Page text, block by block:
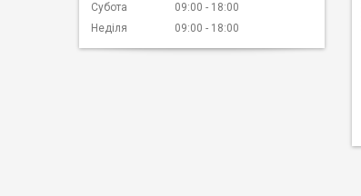
Субота
09:00
18:00
Неділя
09:00 18:00